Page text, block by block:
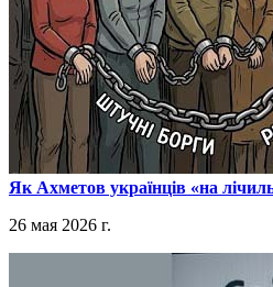
​Як Ахметов українців «на
26 мая 2026 г.